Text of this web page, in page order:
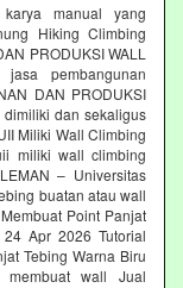
manual yang
Hiking Climbing
PRODUKSI WALL
jasa pembangunan
DAN PRODUKSI
dimiliki dan sekaligus
Miliki Wall Climbing
miliki wall climbing
– Universitas
buatan atau wall
Point Panjat
Apr 2026 Tutorial
Tebing Warna Biru
wall Jual